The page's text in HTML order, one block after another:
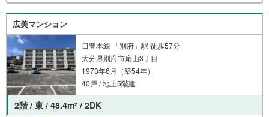
広美マンション
日豊本線 「別府」駅 徒歩57分
大分県別府市扇山3丁目
1973年6月（築54年）
40戸 / 地上5階建
2階 / 東 / 48.4m2 / 2DK